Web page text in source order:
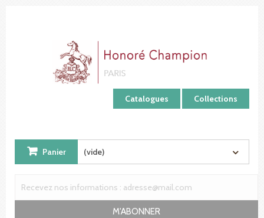
Catalogues Collections
Panier (vide)
M'ABONNER